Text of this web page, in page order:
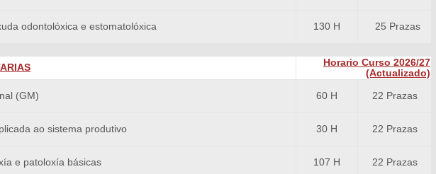
odontolóxica e estomatolóxica 130 H 25 Prazas
Horario Curso 2026/27
(Actualizado)
(GM) 60 H 22 Prazas
ao sistema produtivo 30 H 22 Prazas
e patoloxía básicas 107 H 22 Prazas